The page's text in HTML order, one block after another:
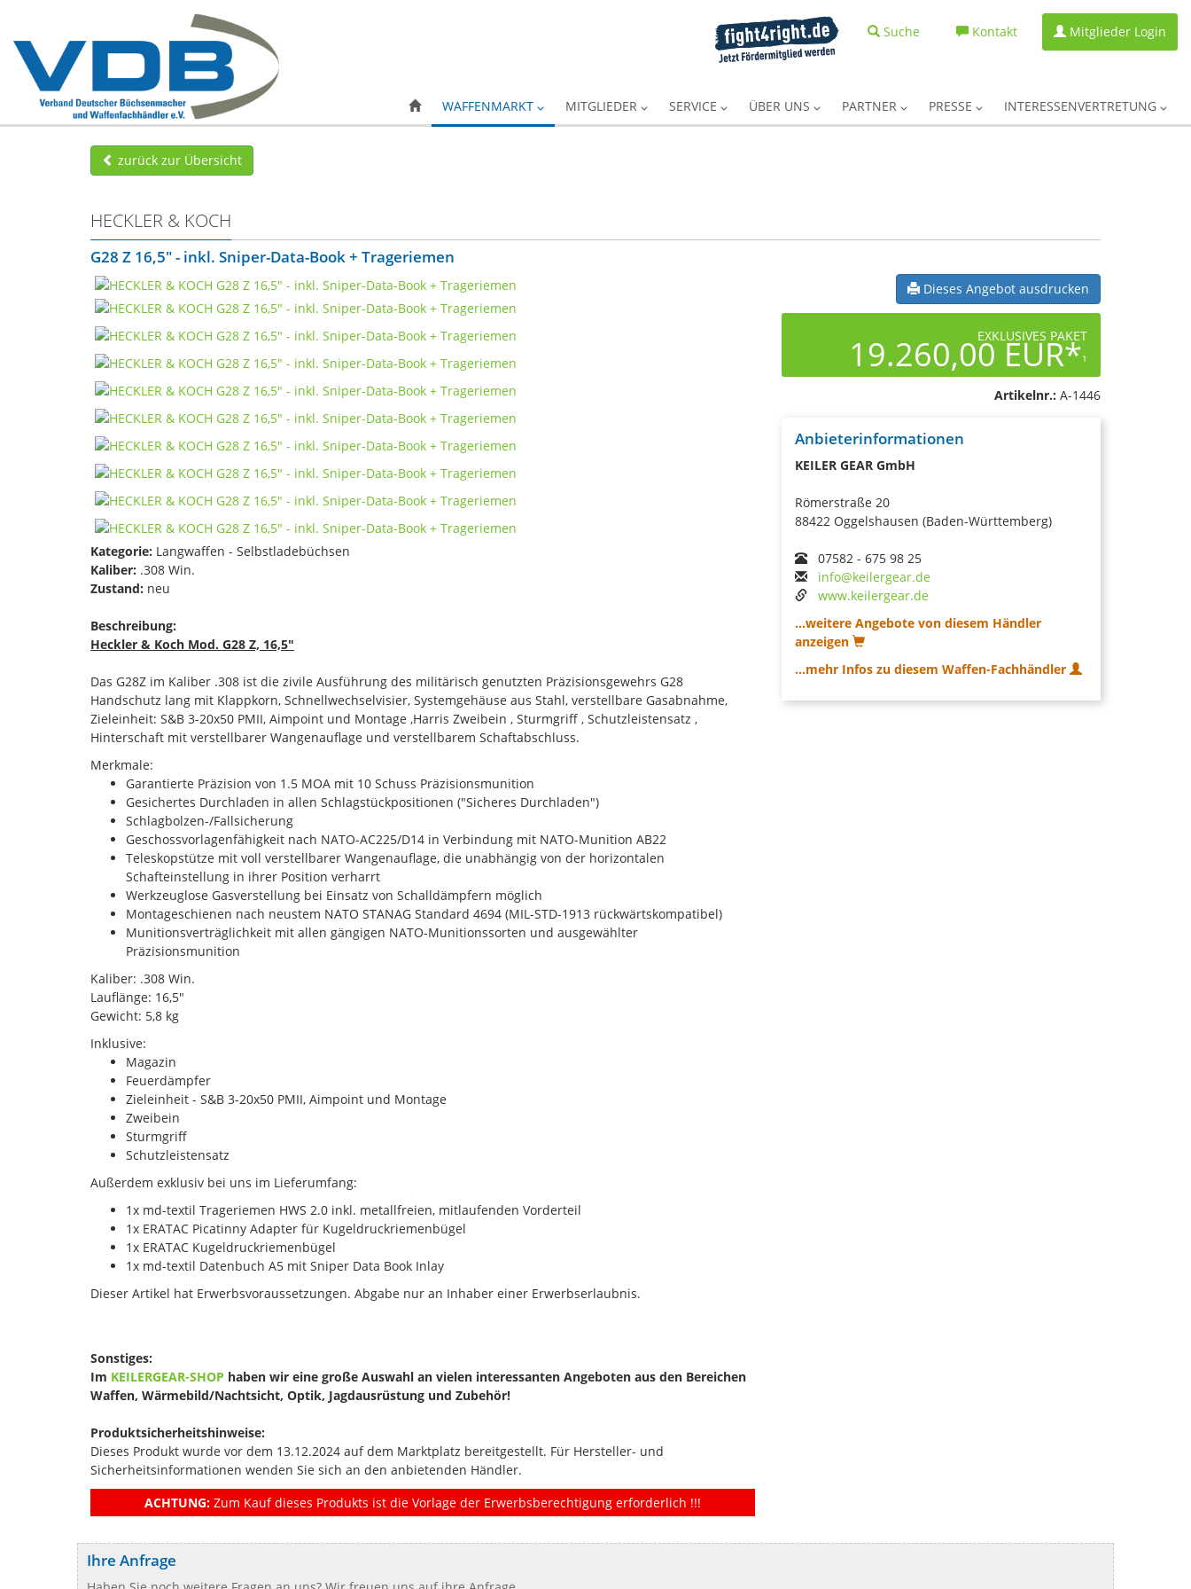
Suche Kontakt Mitglieder Login
WAFFENMARKT MITGLIEDER SERVICE ÜBER UNS PARTNER PRESSE INTERESSENVERTRETUNG
zurück zur Übersicht
HECKLER & KOCH
G28 Z 16,5" - inkl. Sniper-Data-Book + Trageriemen
Kategorie: Langwaffen - Selbstladebüchsen
Kaliber: .308 Win.
Zustand: neu
Beschreibung:
Heckler & Koch Mod. G28 Z, 16,5"
Das G28Z im Kaliber .308 ist die zivile Ausführung des militärisch genutzten Präzisionsgewehrs G28
Handschutz lang mit Klappkorn, Schnellwechselvisier, Systemgehäuse aus Stahl, verstellbare Gasabnahme,
Zieleinheit: S&B 3-20x50 PMII, Aimpoint und Montage ,Harris Zweibein , Sturmgriff , Schutzleistensatz ,
Hinterschaft mit verstellbarer Wangenauflage und verstellbarem Schaftabschluss.
Merkmale:
Garantierte Präzision von 1.5 MOA mit 10 Schuss Präzisionsmunition
Gesichertes Durchladen in allen Schlagstückpositionen ("Sicheres Durchladen")
Schlagbolzen-/Fallsicherung
Geschossvorlagenfähigkeit nach NATO-AC225/D14 in Verbindung mit NATO-Munition AB22
Teleskopstütze mit voll verstellbarer Wangenauflage, die unabhängig von der horizontalen
Schafteinstellung in ihrer Position verharrt
Werkzeuglose Gasverstellung bei Einsatz von Schalldämpfern möglich
Montageschienen nach neustem NATO STANAG Standard 4694 (MIL-STD-1913 rückwärtskompatibel)
Munitionsverträglichkeit mit allen gängigen NATO-Munitionssorten und ausgewählter
Präzisionsmunition
Kaliber: .308 Win.
Lauflänge: 16,5"
Gewicht: 5,8 kg
Inklusive:
Magazin
Feuerdämpfer
Zieleinheit - S&B 3-20x50 PMII, Aimpoint und Montage
Zweibein
Sturmgriff
Schutzleistensatz
Außerdem exklusiv bei uns im Lieferumfang:
1x md-textil Trageriemen HWS 2.0 inkl. metallfreien, mitlaufenden Vorderteil
1x ERATAC Picatinny Adapter für Kugeldruckriemenbügel
1x ERATAC Kugeldruckriemenbügel
1x md-textil Datenbuch A5 mit Sniper Data Book Inlay
Dieser Artikel hat Erwerbsvoraussetzungen. Abgabe nur an Inhaber einer Erwerbserlaubnis.
Sonstiges:
Im KEILERGEAR-SHOP haben wir eine große Auswahl an vielen interessanten Angeboten aus den Bereichen
Waffen, Wärmebild/Nachtsicht, Optik, Jagdausrüstung und Zubehör!
Produktsicherheitshinweise:
Dieses Produkt wurde vor dem 13.12.2024 auf dem Marktplatz bereitgestellt. Für Hersteller- und
Sicherheitsinformationen wenden Sie sich an den anbietenden Händler.
ACHTUNG: Zum Kauf dieses Produkts ist die Vorlage der Erwerbsberechtigung erforderlich !!!
Dieses Angebot ausdrucken
EXKLUSIVES PAKET
19.260,00 EUR*1
Artikelnr.: A-1446
Anbieterinformationen
KEILER GEAR GmbH
Römerstraße 20
88422 Oggelshausen (Baden-Württemberg)
07582 - 675 98 25
info@keilergear.de
www.keilergear.de
...weitere Angebote von diesem Händler
anzeigen
...mehr Infos zu diesem Waffen-Fachhändler
Ihre Anfrage